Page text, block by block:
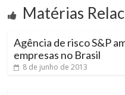
Matérias
Agência de risco S&P
empresas no Brasil
8 de junho de 2013